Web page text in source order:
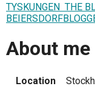
TYSKUNGEN ­ THE
About me
Location